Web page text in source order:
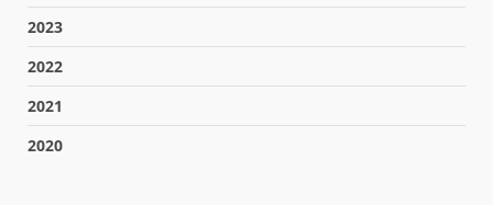
2023
2022
2021
2020